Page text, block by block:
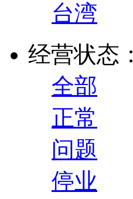
台湾
经营状态：
全部
正常
问题
停业